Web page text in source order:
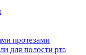
протезами
для полости рта